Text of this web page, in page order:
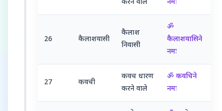
करने वाले
नमः
26 कैलाशवासी
कैलाश
निवासी
ॐ
कैलाशवासिने
नमः
27 कवची
कवच धारण
करने वाले
ॐ कवचिने
नमः